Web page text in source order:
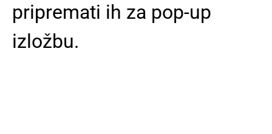
pripremati ih za pop-up
izložbu.